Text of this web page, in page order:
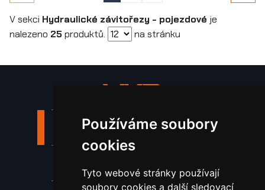
Používáme soubory
cookies
Tyto webové stránky používají
soubory cookies a další sledovací
V sekci Hydraulické závitořezy - pojezdové je
nalezeno 25produktů. na stránku
Stroje a zařízení